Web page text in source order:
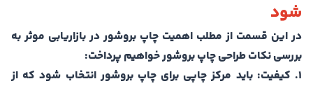
شود
در این قسمت از مطلب اهمیت چاپ بروشور در بازاریابی موثر به
بررسی نکات طراحی چاپ بروشور خواهیم پرداخت:
1. کیفیت: باید مرکز چاپی برای چاپ بروشور انتخاب شود که از